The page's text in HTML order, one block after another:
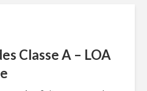
Classe A – LOA